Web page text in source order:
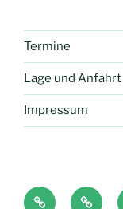
Termine
Lage und Anfahrt
Impressum
Anton Antolin